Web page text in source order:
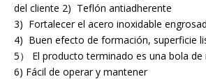
del cliente 2) Teflón antiadherente
3) Fortalecer el acero inoxidable
4) Buen efecto de formación, superficie
5） El producto terminado es una bola
6) Fácil de operar y mantener